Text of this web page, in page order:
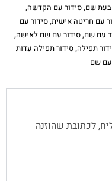
שם,סידור עם הקדשה,
עם חריטה אישית,סידור עם
עם שם,סידור עם שם לאישה,
תפילה,סידור תפילה עדות
עם שם
לכתובת שהוזנה